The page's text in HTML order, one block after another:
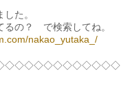
た。
るの？ で検索してね。
nakao_yutaka_/